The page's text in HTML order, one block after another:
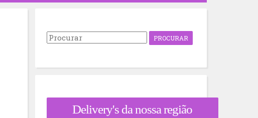
P
r
r
Delivery's da nossa região